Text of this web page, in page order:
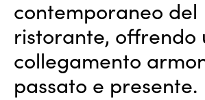
contemporaneo del
ristorante, offrendo
collegamento
passato e presente.